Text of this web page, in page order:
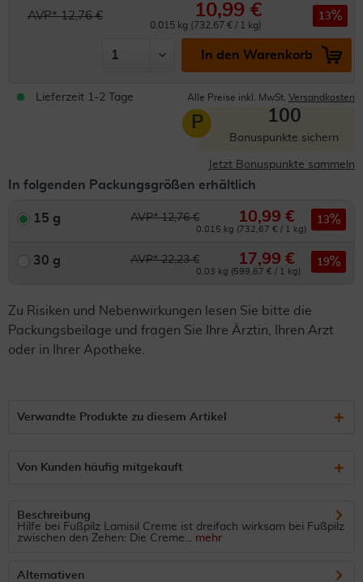
AVP* 12,76 € 10,99 €
0.015 kg (732,67 € / 1 kg)
13
In den Warenkorb
Lieferzeit 1-2 Tage Alle Preise inkl. MwSt. Versandkosten
P 100
Bonuspunkte sichern
Jetzt Bonuspunkte sammeln
In folgenden Packungsgrößen erhältlich
15 g AVP* 12,76 € 10,99 €
0.015 kg (732,67 € / 1 kg)
13
30 g AVP* 22,23 € 17,99 €
0.03 kg (599,67 € / 1 kg)
19
Zu Risiken und Nebenwirkungen lesen Sie bitte die
Packungsbeilage und fragen Sie Ihre Ärztin, Ihren Arzt
oder in Ihrer Apotheke.
Verwandte Produkte zu diesem Artikel
Von Kunden häufig mitgekauft
Beschreibung
Hilfe bei Fußpilz Lamisil Creme ist dreifach wirksam bei Fußpilz
zwischen den Zehen: Die Creme... mehr
Alternativen